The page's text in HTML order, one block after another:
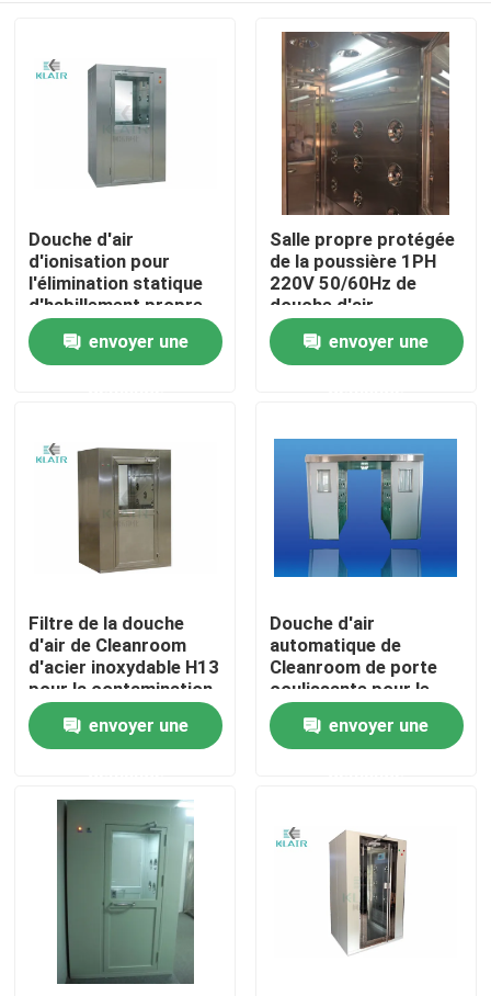
Maison
Au sujet de nous
Visite d'usine
Contrôle de qualité
Contactez-nous
filtres à air de sac
Filtres à air de la CAHT
filtre à air de hepa
Douche d'air
d'ionisation pour
l'élimination statique
d'habillement propre
de travailleur
envoyer une
Salle propre protégée
de la poussière 1PH
220V 50/60Hz de
douche d'air
envoyer une
Filtre de la douche
d'air de Cleanroom
d'acier inoxydable H13
pour la contamination
particulaire
envoyer une
Douche d'air
automatique de
Cleanroom de porte
coulissante pour le
dépoussiérage de
personne/cargaison
envoyer une